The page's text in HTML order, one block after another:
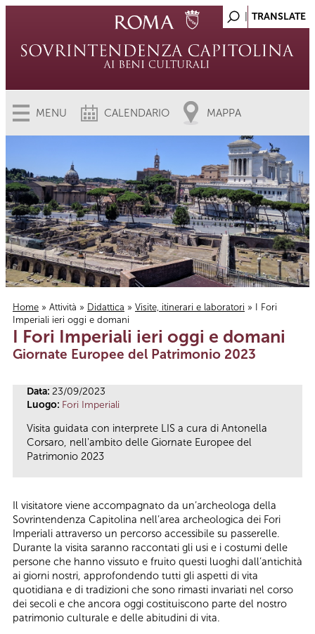
MENU CALENDARIO MAPPA
Tu sei qui
Home » Attività » Didattica » Visite, itinerari e laboratori » I Fori
Imperiali ieri oggi e domani
I Fori Imperiali ieri oggi e domani
Giornate Europee del Patrimonio 2023
Data: 23/09/2023
Luogo: Fori Imperiali
Visita guidata con interprete LIS a cura di Antonella
Corsaro, nell'ambito delle Giornate Europee del
Patrimonio 2023
Il visitatore viene accompagnato da un’archeologa della
Sovrintendenza Capitolina nell’area archeologica dei Fori
Imperiali attraverso un percorso accessibile su passerelle.
Durante la visita saranno raccontati gli usi e i costumi delle
persone che hanno vissuto e fruito questi luoghi dall’antichità
ai giorni nostri, approfondendo tutti gli aspetti di vita
quotidiana e di tradizioni che sono rimasti invariati nel corso
dei secoli e che ancora oggi costituiscono parte del nostro
patrimonio culturale e delle abitudini di vita.